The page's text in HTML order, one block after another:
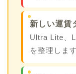
新しい運賃
Ultra Lite、
を整理します